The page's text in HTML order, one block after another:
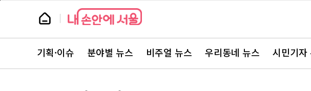
본
뉴
스
뉴
스
주
서
기획·이슈 분야별 뉴스 비주얼 뉴스 우리동네 뉴스 시민기자
페